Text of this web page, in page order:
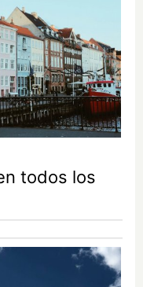
todos los